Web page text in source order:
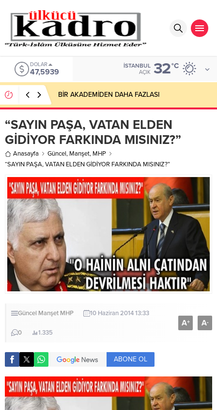
DOLAR
47,5939
İSTANBUL
AÇIK 32°C
BİR AKADEMİDEN DAHA FAZLASI
“SAYIN PAŞA, VATAN ELDEN
GİDİYOR FARKINDA MISINIZ?”
Anasayfa Güncel, Manşet, MHP
“SAYIN PAŞA, VATAN ELDEN GİDİYOR FARKINDA MISINIZ?”
Güncel Manşet MHP 10 Haziran 2014 13:33
0 1.335
A+ A-
ABONE OL